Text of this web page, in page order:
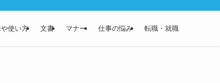
使い方 文書 マナー 仕事の悩み 転職・就職